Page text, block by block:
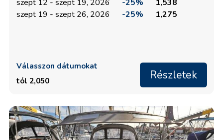
szept 12 - szept 19, 2026 -25%
1,538
szept 19 - szept 26, 2026
-25% 1,275
Válasszon dátumokat
tól 2,050
Részletek